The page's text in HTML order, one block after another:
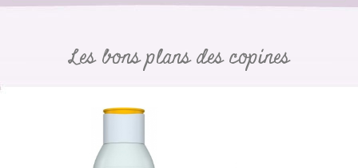
Les bons plans des copines